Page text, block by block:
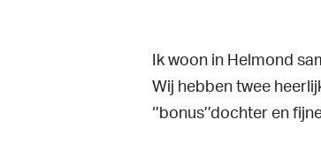
Ik woon in Helmond
Wij hebben twee
‘’bonus’’dochter en